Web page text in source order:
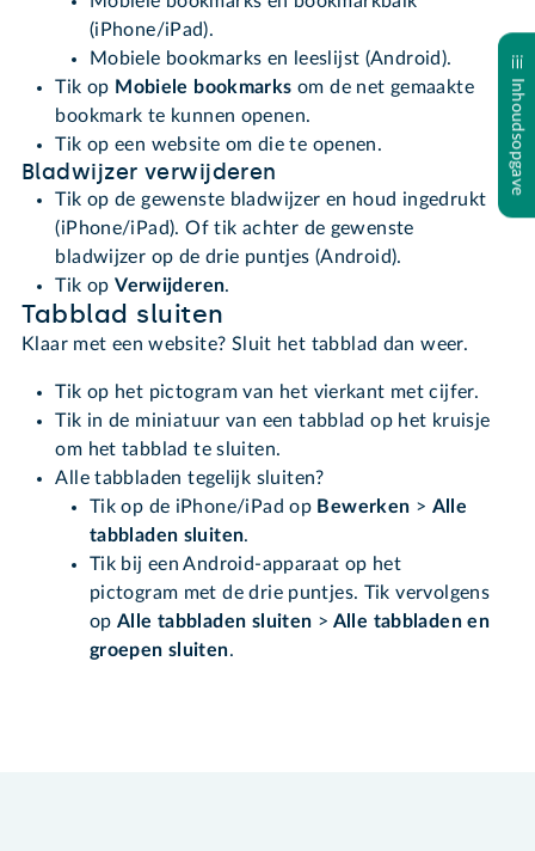
(iPhone/iPad).
Mobiele bookmarks en leeslijst (Android).
Tik op Mobiele bookmarks om de net gemaakte
bookmark te kunnen openen.
Tik op een website om die te openen.
Bladwijzer verwijderen
Tik op de gewenste bladwijzer en houd ingedrukt
(iPhone/iPad). Of tik achter de gewenste
bladwijzer op de drie puntjes (Android).
Tik opVerwijderen.
Tabblad sluiten
Klaar met een website? Sluit het tabblad dan weer.
Tik op het pictogram van het vierkant met cijfer.
Tik in de miniatuur van een tabblad op het kruisje
om het tabblad te sluiten.
Alle tabbladen tegelijk sluiten?
Tik op de iPhone/iPad op Bewerken > Alle
tabbladen sluiten.
Tik bij een Android-apparaat op het
pictogram met de drie puntjes. Tik vervolgens
opAlle tabbladen sluiten > Alle tabbladen en
groepen sluiten.
Inhoudsopgave